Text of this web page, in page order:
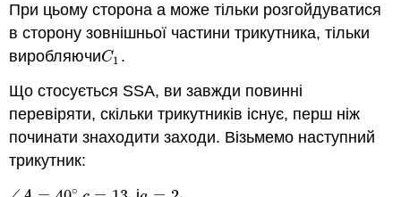
При цьому сторона а може тільки розгойдуватися
в сторону зовнішньої частини трикутника, тільки
виробляючиC1
C1.
Що стосується SSA, ви завжди повинні
перевіряти, скільки трикутників існує, перш ніж
починати знаходити заходи. Візьмемо наступний
трикутник:
∘